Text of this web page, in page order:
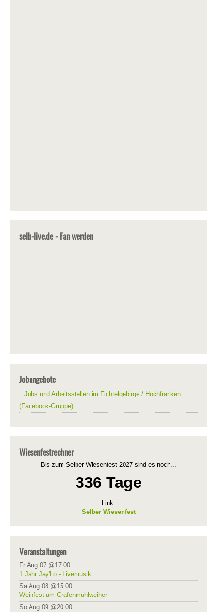
selb-live.de - Fan werden
Jobangebote
Jobs und Arbeitsstellen im Fichtelgebirge / Hochfranken
(Facebook-Gruppe)
Wiesenfestrechner
Bis zum Selber Wiesenfest 2027 sind es noch...
336 Tage
Link:
Selber Wiesenfest
Veranstaltungen
Fr Aug 07 @17:00 -
1 Jahr Jay'Lo - Livemusik
Sa Aug 08 @15:00 -
Weinfest am Grafenmühlweiher
So Aug 09 @20:00 -